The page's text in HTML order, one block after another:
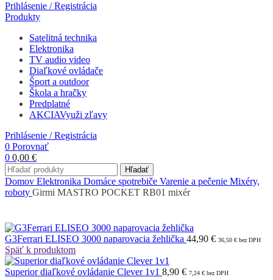
Prihlásenie / Registrácia
Produkty
Satelitná technika
Elektronika
TV audio video
Diaľkové ovládače
Šport a outdoor
Škola a hračky
Predplatné
AKCIAVyuži zľavy
Prihlásenie / Registrácia
0 Porovnať
0 0,00 €
Hľadať
Domov Elektronika Domáce spotrebiče Varenie a pečenie Mixéry,
roboty Girmi MASTRO POCKET RB01 mixér
G3Ferrari ELISEO 3000 naparovacia žehlička 44,90 € 36,50 € bez DPH
Späť k produktom
Superior diaľkové ovládanie Clever 1v1 8,90 € 7,24 € bez DPH